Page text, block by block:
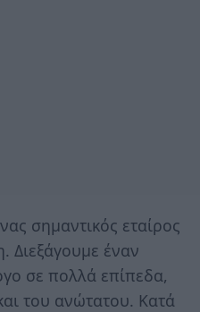
σημαντικός εταίρος
Διεξάγουμε έναν
σε πολλά επίπεδα,
του ανώτατου. Κατά